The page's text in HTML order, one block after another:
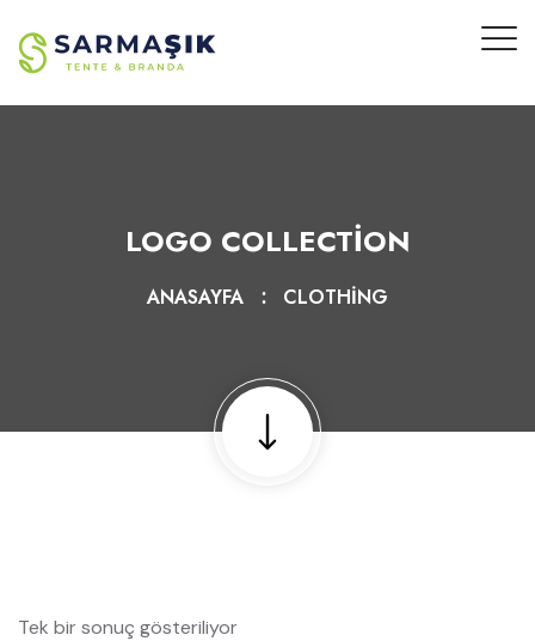
LOGO COLLECTION
ANASAYFA CLOTHING
Tek bir sonuç gösteriliyor